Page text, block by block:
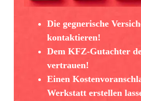
Die gegnerische
kontaktieren!
Dem KFZ-Gutachter
vertrauen!
Einen
Werkstatt erstellen